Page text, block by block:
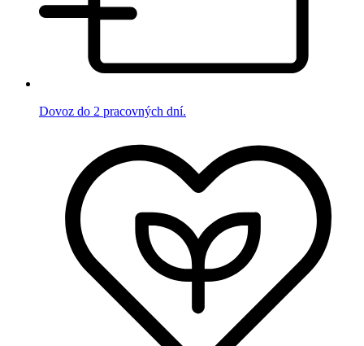
Dovoz do 2 pracovných dní.